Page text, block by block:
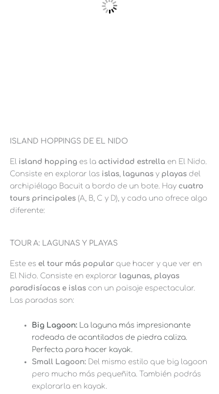
ISLAND HOPPINGS DE EL NIDO
El island hopping es la actividad estrella en El Nido.
Consiste en explorar las islas, lagunas y playas del
archipiélago Bacuit a bordo de un bote. Hay cuatro
tours principales (A, B, C y D), y cada uno ofrece algo
diferente:
TOUR A: LAGUNAS Y PLAYAS
Este es el tour más popular que hacer y que ver en
El Nido. Consiste en explorar lagunas, playas
paradisíacas e islas con un paisaje espectacular.
Las paradas son:
Big Lagoon: La laguna más impresionante
rodeada de acantilados de piedra caliza.
Perfecta para hacer kayak.
Small Lagoon: Del mismo estilo que big lagoon
pero mucho más pequeñita. También podrás
explorarla en kayak.